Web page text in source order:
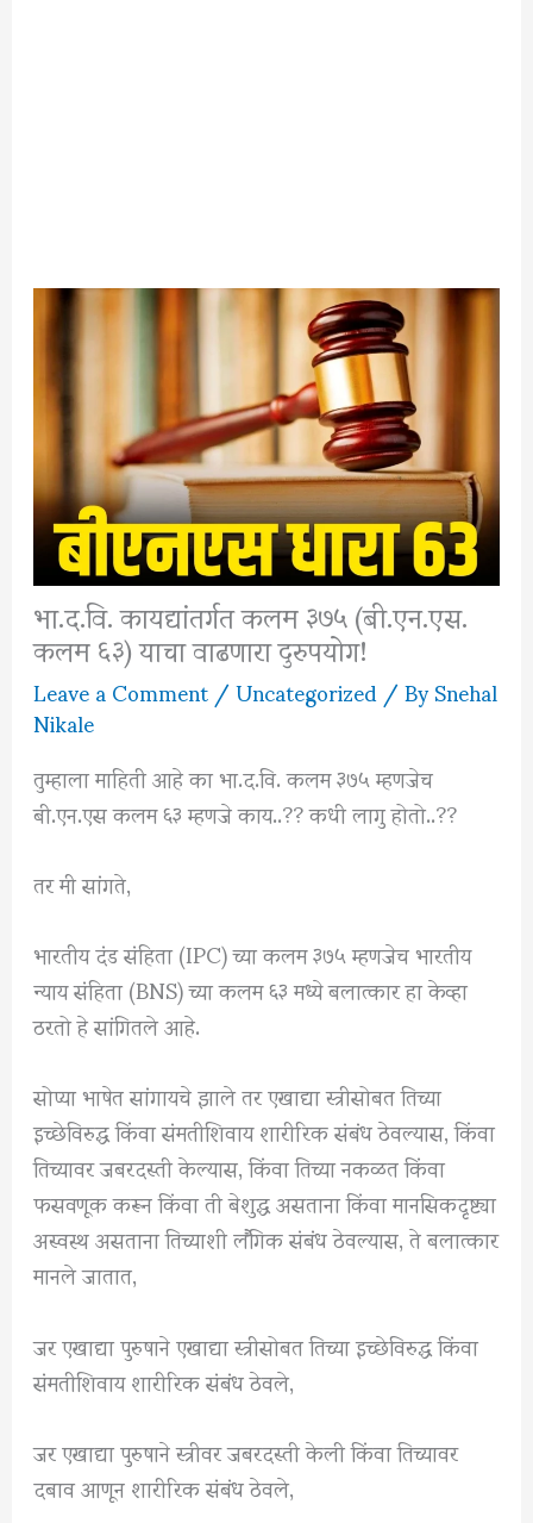
भा.द.वि. कायद्यांतर्गत कलम ३७५ (बी.एन.एस.
कलम ६३) याचा वाढणारा दुरुपयोग!
Leave a Comment/Uncategorized/ BySnehal
Nikale
तुम्हाला माहिती आहे का भा.द.वि. कलम ३७५ म्हणजेच
बी.एन.एस कलम ६३ म्हणजे काय..?? कधी लागु होतो..??
तर मी सांगते,
भारतीय दंड संहिता (IPC) च्या कलम ३७५ म्हणजेच भारतीय
न्याय संहिता (BNS) च्या कलम ६३ मध्ये बलात्कार हा केव्हा
ठरतो हे सांगितले आहे.
सोप्या भाषेत सांगायचे झाले तर एखाद्या स्त्रीसोबत तिच्या
इच्छेविरुद्ध किंवा संमतीशिवाय शारीरिक संबंध ठेवल्यास, किंवा
तिच्यावर जबरदस्ती केल्यास, किंवा तिच्या नकळत किंवा
फसवणूक करून किंवा ती बेशुद्ध असताना किंवा मानसिकदृष्ट्या
अस्वस्थ असताना तिच्याशी लैंगिक संबंध ठेवल्यास, ते बलात्कार
मानले जातात,
जर एखाद्या पुरुषाने एखाद्या स्त्रीसोबत तिच्या इच्छेविरुद्ध किंवा
संमतीशिवाय शारीरिक संबंध ठेवले,
जर एखाद्या पुरुषाने स्त्रीवर जबरदस्ती केली किंवा तिच्यावर
दबाव आणून शारीरिक संबंध ठेवले,